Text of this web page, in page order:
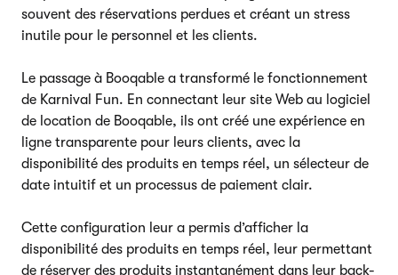
souvent des réservations perdues et créant un stress
inutile pour le personnel et les clients.
Le passage à Booqable a transformé le fonctionnement
de Karnival Fun. En connectant leur site Web au logiciel
de location de Booqable, ils ont créé une expérience en
ligne transparente pour leurs clients, avec la
disponibilité des produits en temps réel, un sélecteur de
date intuitif et un processus de paiement clair.
Cette configuration leur a permis d’afficher la
disponibilité des produits en temps réel, leur permettant
de réserver des produits instantanément dans leur back-